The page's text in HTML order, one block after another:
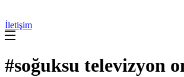
İletişim
#soğuksu televizyon